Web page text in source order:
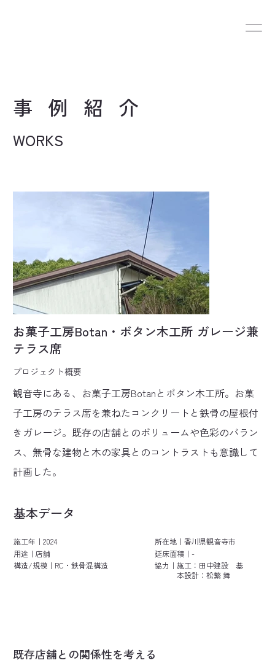
​事例紹介
WORKS
基本データ
施工年｜ 2024 所在地｜香川県観音寺市
用途｜ 店舗 延床面積｜-
構造/規模｜ RC・鉄骨混構造 協力｜施工：田中建設 基
本設計：松繁 舞
既存店舗との関係性を考える
お菓子工房Botan・ボタン木工所 ガレージ兼
テラス席
プロジェクト概要
観音寺にある、お菓子工房Botanとボタン木工所。お菓
子工房のテラス席を兼ねたコンクリートと鉄骨の屋根付
きガレージ。既存の店舗とのボリュームや色彩のバラン
ス、無骨な建物と木の家具とのコントラストも意識して
計画した。